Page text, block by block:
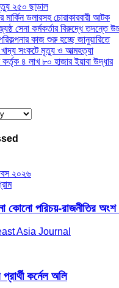
২৫০ ছাড়াল
মার্কিন ডলারসহ চোরাকারবারী আটক
সেনা কর্মকর্তার বিরুদ্ধে তদন্তে
কাজ শুরু হচ্ছে জানুয়ারিতে
খাদ্য সংকটে মৃত্যু ও আত্মহত্যা
কর্তৃক ৪ লাখ ৮০ হাজার ইয়াবা উদ্ধার
২০২৬
কোনো পরিচয়-রাজনীতির অংশ
Asia Journal
কর্নেল অলি